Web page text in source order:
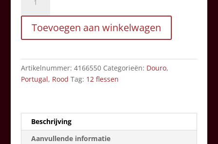
Red
75
aantal
Toevoegen aan winkelwagen
Artikelnummer: 4166550 Categorieën: Douro,
Portugal, Rood Tag: 12 flessen
Beschrijving
Aanvullende informatie